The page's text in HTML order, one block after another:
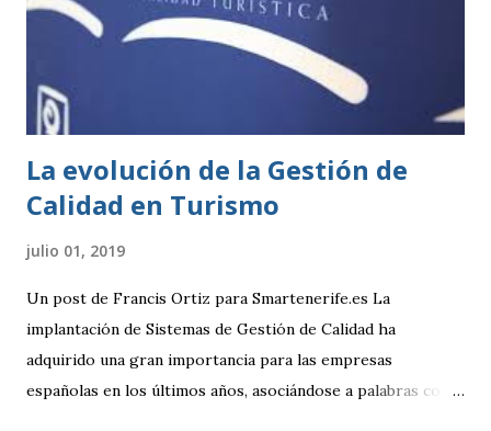
DE ACTIVIDADES CLASIFICADAS A los efectos previstos
en el artículo 2.1.a) y 4 de la Ley 7/2011, de 5 de abril, de
actividades clasificadas y espectáculos públicos y otras
medidas administrativas complementa...
La evolución de la Gestión de
Calidad en Turismo
julio 01, 2019
Un post de Francis Ortiz para Smartenerife.es La
implantación de Sistemas de Gestión de Calidad ha
adquirido una gran importancia para las empresas
españolas en los últimos años, asociándose a palabras como